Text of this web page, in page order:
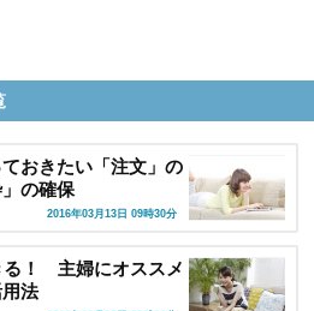
おきたい「注文」の
の確保
2016年03月13日 09時30分
る！ 主婦にオススメ
法